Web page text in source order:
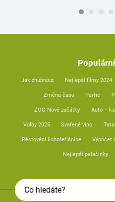
Jak zhubnout Nejlepší filmy 2024
Změna času Partie
ZOO Nové začátky Auto –
Volby 2025 Svařené víno
Pěstování lichořeřišnice Výpočet
Nejlepší palačinky